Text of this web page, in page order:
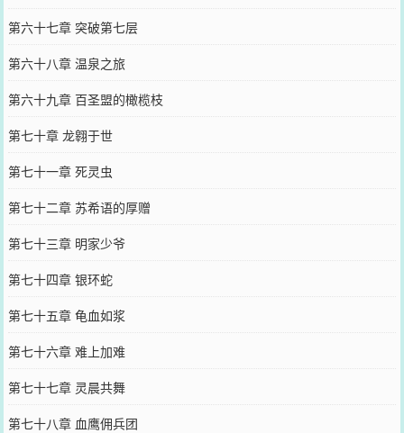
第六十七章 突破第七层
第六十八章 温泉之旅
第六十九章 百圣盟的橄榄枝
第七十章 龙翱于世
第七十一章 死灵虫
第七十二章 苏希语的厚赠
第七十三章 明家少爷
第七十四章 银环蛇
第七十五章 龟血如浆
第七十六章 难上加难
第七十七章 灵晨共舞
第七十八章 血鹰佣兵团